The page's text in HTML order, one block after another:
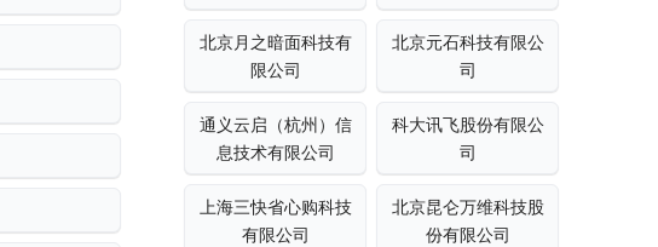
北京月之暗面科技有
限公司
北京元石科技有限公
司
通义云启（杭州）信
息技术有限公司
科大讯飞股份有限公
司
上海三快省心购科技
有限公司
北京昆仑万维科技股
份有限公司